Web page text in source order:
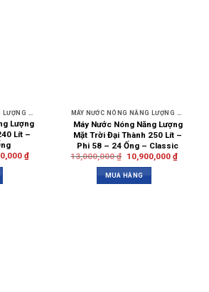
Lượng
Lít –
₫
MÁY NƯỚC NÓNG NĂNG LƯỢNG MẶT TRỜI ĐẠI THÀNH
Máy Nước Nóng Năng Lượng
Mặt Trời Đại Thành 250 Lít –
Phi 58 – 24 Ống – Classic
13,000,000₫ 10,900,000 ₫
MUA HÀNG